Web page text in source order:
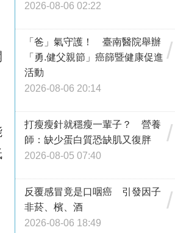
2026-08-06 02:22
「爸」氣守護！ 臺南醫院舉辦
「勇.健父親節」癌篩暨健康促進
活動
2026-08-06 20:14
/
打瘦瘦針就穩瘦一輩子？ 營養
師：缺少蛋白質恐缺肌又復胖
2026-08-05 07:40
/
反覆感冒竟是口咽癌 引發因子
非菸、檳、酒
2026-08-06 18:49
/